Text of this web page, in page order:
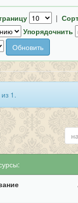
|
Упорядочнить
1.